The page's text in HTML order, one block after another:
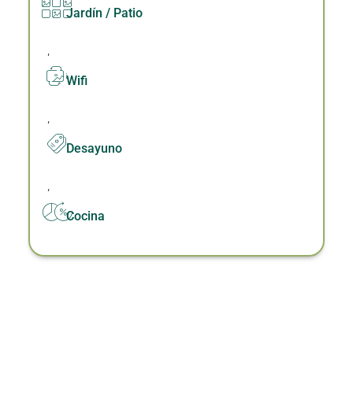
Jardín / Patio
,
Wifi
,
Desayuno
,
Cocina